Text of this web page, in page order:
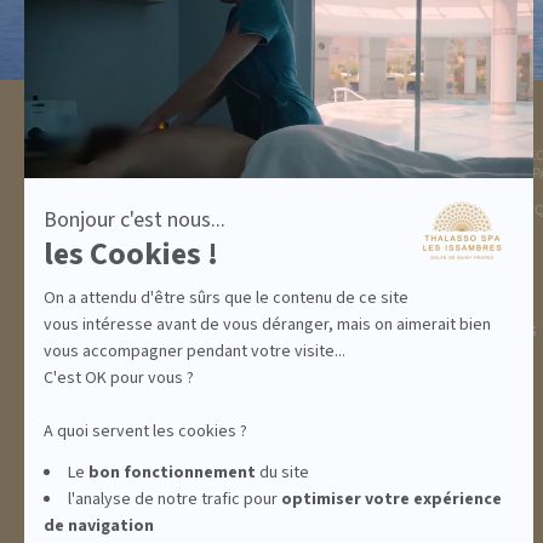
Bonjour c'est nous...
les Cookies !
On a attendu d'être sûrs que le contenu de ce site
vous intéresse avant de vous déranger, mais on aimerait bien
vous accompagner pendant votre visite...
C'est OK pour vous ?
A quoi servent les cookies ?
Le bon fonctionnement du site
l'analyse de notre trafic pour optimiservotre expérience
de navigation
DESTINATION
GOLFE DE ST TROPEZ
HÉBERGEMENTS
INCENTIVE
THALASSO SPA
LA THALASSO EN
CENTRE THALASSO
INFORMATIONS
ABONNEMENTS IDÉES CADEAUX PROMOS